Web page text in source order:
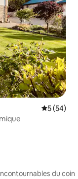
Note
5 (54)
du coin